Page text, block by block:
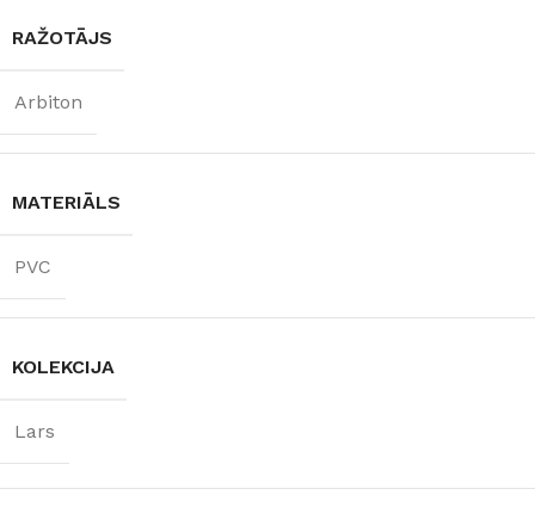
RAŽOTĀJS
Arbiton
MATERIĀLS
PVC
KOLEKCIJA
Lars